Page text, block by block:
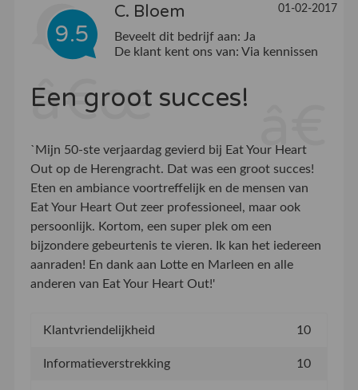
9.5
C. Bloem 01-02-2017
Beveelt dit bedrijf aan: Ja
De klant kent ons van: Via kennissen
Een groot succes!
`Mijn 50-ste verjaardag gevierd bij Eat Your Heart
Out op de Herengracht. Dat was een groot succes!
Eten en ambiance voortreffelijk en de mensen van
Eat Your Heart Out zeer professioneel, maar ook
persoonlijk. Kortom, een super plek om een
bijzondere gebeurtenis te vieren. Ik kan het iedereen
aanraden! En dank aan Lotte en Marleen en alle
anderen van Eat Your Heart Out!'
Klantvriendelijkheid 10
Informatieverstrekking 10